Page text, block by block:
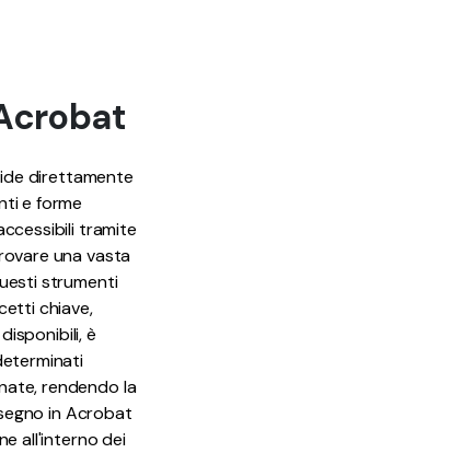
direttamente
e forme
tramite
una vasta
strumenti
chiave,
è
rendendo la
in Acrobat
all'interno dei